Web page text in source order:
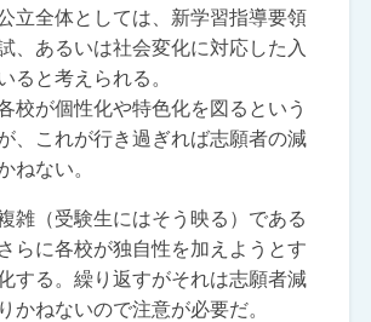
立全体としては、新学習指導要領
、あるいは社会変化に対応した入
ると考えられる。
校が個性化や特色化を図るという
、これが行き過ぎれば志願者の減
ねない。
雑（受験生にはそう映る）である
らに各校が独自性を加えようとす
する。繰り返すがそれは志願者減
かねないので注意が必要だ。